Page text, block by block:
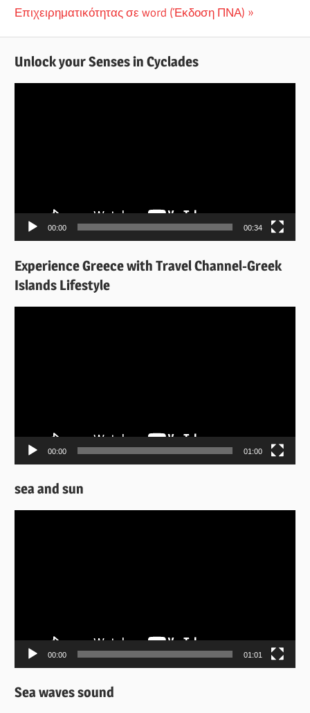
Post:
Επιχειρηματικότητας σε word (Έκδοση ΠΝΑ)
Unlock your Senses in Cyclades
00:00 00:34
Experience Greece with Travel Channel-Greek
Islands Lifestyle
00:00 01:00
sea and sun
00:00 01:01
Sea waves sound